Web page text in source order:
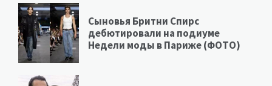
Сыновья Бритни Спирс
дебютировали на подиуме
Недели моды в Париже (ФОТО)